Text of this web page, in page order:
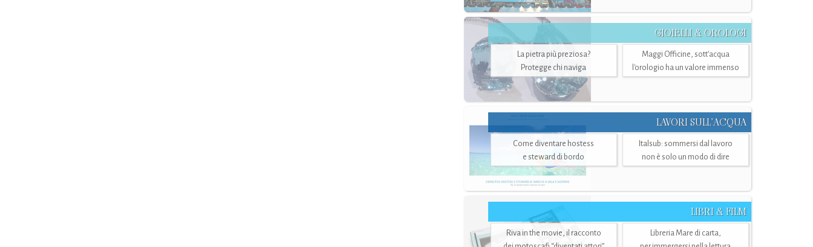
GIOIELLI & OROLOGI
La pietra più preziosa?
Protegge chi naviga
Maggi Officine, sott’acqua
l'orologio ha un valore immenso
LAVORI SULL’ACQUA
Come diventare hostess
e steward di bordo
Italsub: sommersi dal lavoro
non è solo un modo di dire
LIBRI & FILM
Riva in the movie, il racconto
Libreria Mare di carta,